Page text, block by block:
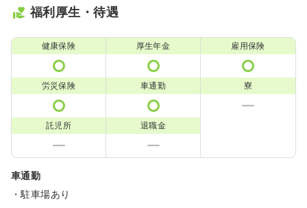
福利厚生・待遇
健康保険 厚生年金 雇用保険
労災保険 車通勤 寮
託児所 退職金
車通勤
・駐車場あり